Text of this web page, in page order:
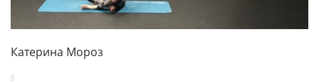
Катерина Мороз